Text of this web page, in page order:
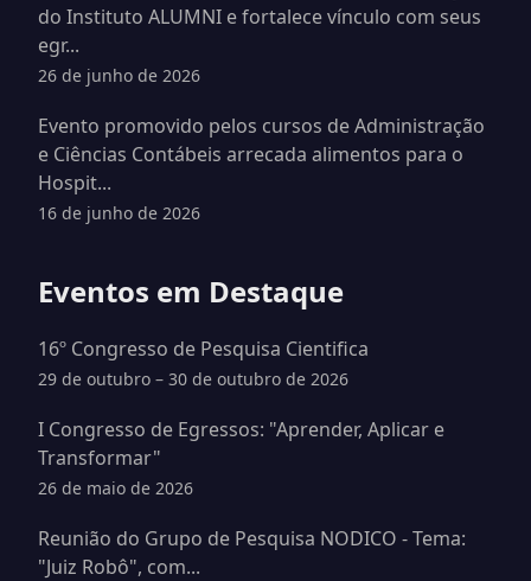
do Instituto ALUMNI e fortalece vínculo com seus
egr...
26 de junho de 2026
Evento promovido pelos cursos de Administração
e Ciências Contábeis arrecada alimentos para o
Hospit...
16 de junho de 2026
Eventos em Destaque
16º Congresso de Pesquisa Cientifica
29 de outubro – 30 de outubro de 2026
I Congresso de Egressos: "Aprender, Aplicar e
Transformar"
26 de maio de 2026
Reunião do Grupo de Pesquisa NODICO - Tema:
"Juiz Robô", com...